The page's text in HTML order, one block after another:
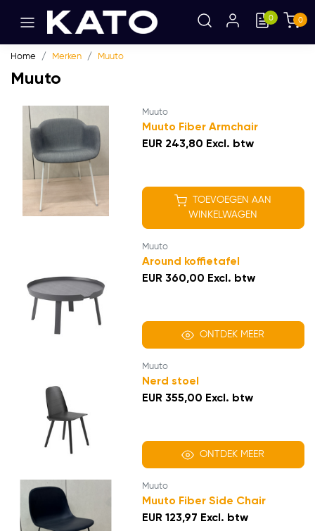
0 0
Home Merken Muuto
Muuto
Muuto
Muuto Fiber Armchair
EUR 243,80 Excl. btw
TOEVOEGEN AAN
WINKELWAGEN
Muuto
Around koffietafel
EUR 360,00 Excl. btw
ONTDEK MEER
Muuto
Nerd stoel
EUR 355,00 Excl. btw
ONTDEK MEER
Muuto
Muuto Fiber Side Chair
EUR 123,97 Excl. btw